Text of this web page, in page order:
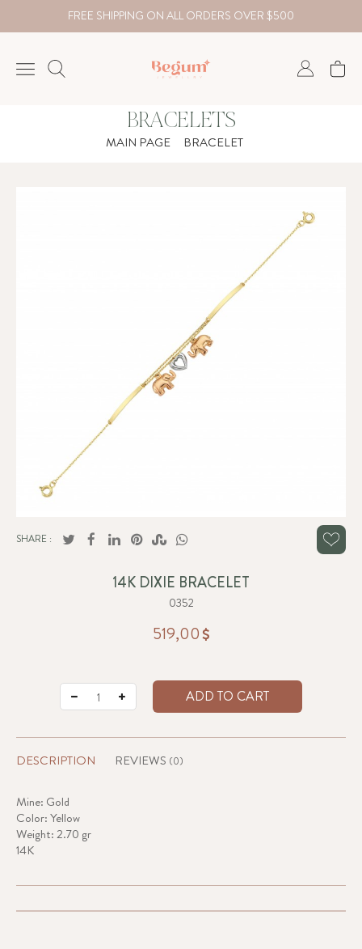
FREE SHIPPING ON ALL ORDERS OVER $500
USD
BRACELETS
MAIN PAGE BRACELET
SHARE :
14K DIXIE BRACELET
0352
519,00
ADD TO CART
DESCRIPTION REVIEWS (0)
Mine: Gold
Color: Yellow
Weight: 2.70 gr
14K